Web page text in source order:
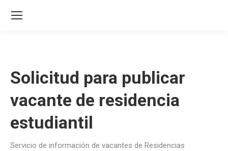
Solicitud para publicar
vacante de residencia
estudiantil
Servicio de información de vacantes de Residencias